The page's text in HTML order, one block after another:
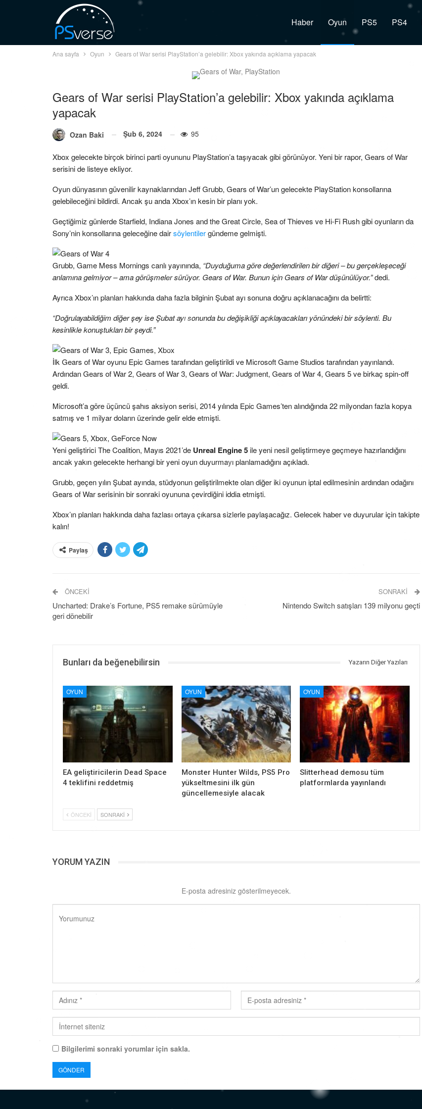
Haber Oyun PS5 PS4
Ana sayfa Oyun Gears of War serisi PlayStation’a gelebilir: Xbox yakında açıklama yapacak
Gears of War serisi PlayStation’a gelebilir: Xbox yakında açıklama
yapacak
Ozan Baki Şub 6, 2024 95
Xbox gelecekte birçok birinci parti oyununu PlayStation’a taşıyacak gibi görünüyor. Yeni bir rapor, Gears of War
serisini de listeye ekliyor.
Oyun dünyasının güvenilir kaynaklarından Jeff Grubb, Gears of War’un gelecekte PlayStation konsollarına
gelebileceğini bildirdi. Ancak şu anda Xbox’ın kesin bir planı yok.
Geçtiğimiz günlerde Starfield, Indiana Jones and the Great Circle, Sea of Thieves ve Hi-Fi Rush gibi oyunların da
Sony’nin konsollarına geleceğine dairsöylentilergündeme gelmişti.
Grubb, Game Mess Mornings canlı yayınında, “Duyduğuma göre değerlendirilen bir diğeri – bu gerçekleşeceği
anlamına gelmiyor – ama görüşmeler sürüyor. Gears of War. Bunun için Gears of War düşünülüyor.”dedi.
Ayrıca Xbox’ın planları hakkında daha fazla bilginin Şubat ayı sonuna doğru açıklanacağını da belirtti:
“Doğrulayabildiğim diğer şey ise Şubat ayı sonunda bu değişikliği açıklayacakları yönündeki bir söylenti. Bu
kesinlikle konuştukları bir şeydi.”
İlk Gears of War oyunu Epic Games tarafından geliştirildi ve Microsoft Game Studios tarafından yayınlandı.
Ardından Gears of War 2, Gears of War 3, Gears of War: Judgment, Gears of War 4, Gears 5 ve birkaç spin-off
geldi.
Microsoft’a göre üçüncü şahıs aksiyon serisi, 2014 yılında Epic Games’ten alındığında 22 milyondan fazla kopya
satmış ve 1 milyar doların üzerinde gelir elde etmişti.
Yeni geliştirici The Coalition, Mayıs 2021’de Unreal Engine 5ile yeni nesil geliştirmeye geçmeye hazırlandığını
ancak yakın gelecekte herhangi bir yeni oyun duyurmayı planlamadığını açıkladı.
Grubb, geçen yılın Şubat ayında, stüdyonun geliştirilmekte olan diğer iki oyunun iptal edilmesinin ardından odağını
Gears of War serisinin bir sonraki oyununa çevirdiğini iddia etmişti.
Xbox’ın planları hakkında daha fazlası ortaya çıkarsa sizlerle paylaşacağız. Gelecek haber ve duyurular için takipte
kalın!
Paylaş
ÖNCEKI
Uncharted: Drake’s Fortune, PS5 remake sürümüyle
geri dönebilir
SONRAKI
Nintendo Switch satışları 139 milyonu geçti
Bunları da beğenebilirsin Yazarın Diğer Yazıları
OYUN
EA geliştiricilerin Dead Space
4 teklifini reddetmiş
OYUN
Monster Hunter Wilds, PS5 Pro
yükseltmesini ilk gün
güncellemesiyle alacak
OYUN
Slitterhead demosu tüm
platformlarda yayınlandı
ÖNCEKI SONRAKI
YORUM YAZIN
E-posta adresiniz gösterilmeyecek.
Bilgilerimi sonraki yorumlar için sakla.